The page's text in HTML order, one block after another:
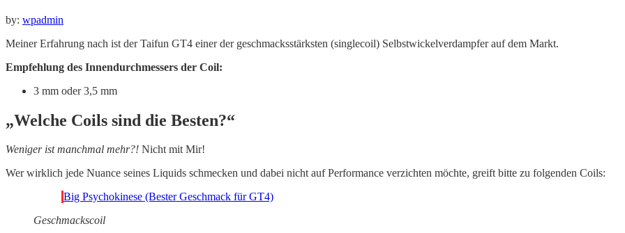
by: wpadmin
Meiner Erfahrung nach ist der Taifun GT4 einer der geschmacksstärksten (singlecoil) Selbstwickelverdampfer auf dem Markt.
Empfehlung des Innendurchmessers der Coil:
3 mm oder 3,5 mm
„Welche Coils sind die Besten?“
Weniger ist manchmal mehr?! Nicht mit Mir!
Wer wirklich jede Nuance seines Liquids schmecken und dabei nicht auf Performance verzichten möchte, greift bitte zu folgenden Coils:
Big Psychokinese (Bester Geschmack für GT4)
Geschmackscoil